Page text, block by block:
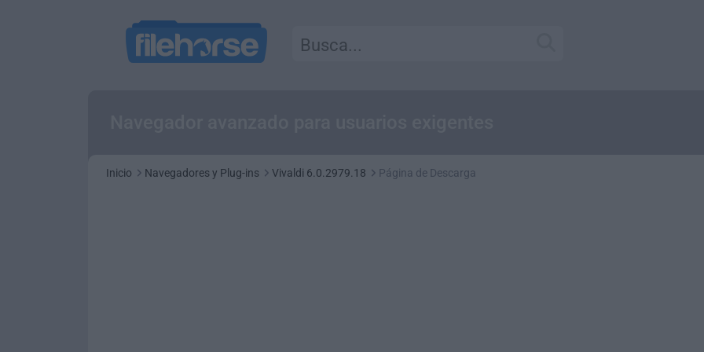
Inicio Navegadores y Plug-ins Vivaldi 6.0.2979.18 Página de Descarga